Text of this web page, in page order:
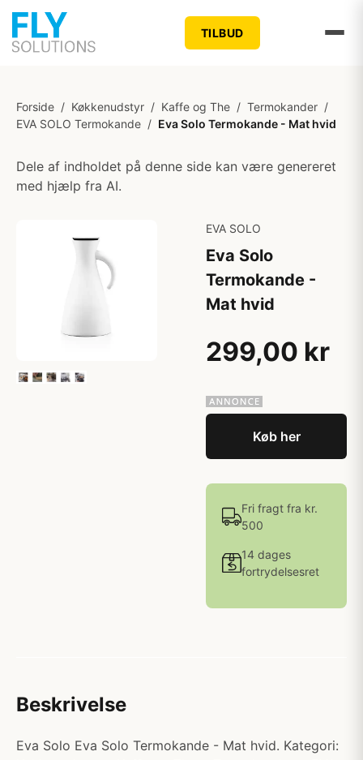
TILBUD
Forside / Køkkenudstyr / Kaffe og The / Termokander /
EVA SOLO Termokande / Eva Solo Termokande - Mat hvid
Dele af indholdet på denne side kan være genereret
med hjælp fra AI.
EVA SOLO
Eva Solo
Termokande -
Mat hvid
299,00 kr
Køb her
Fri fragt fra kr.
500
14 dages
fortrydelsesret
Beskrivelse
Eva Solo Eva Solo Termokande - Mat hvid. Kategori: